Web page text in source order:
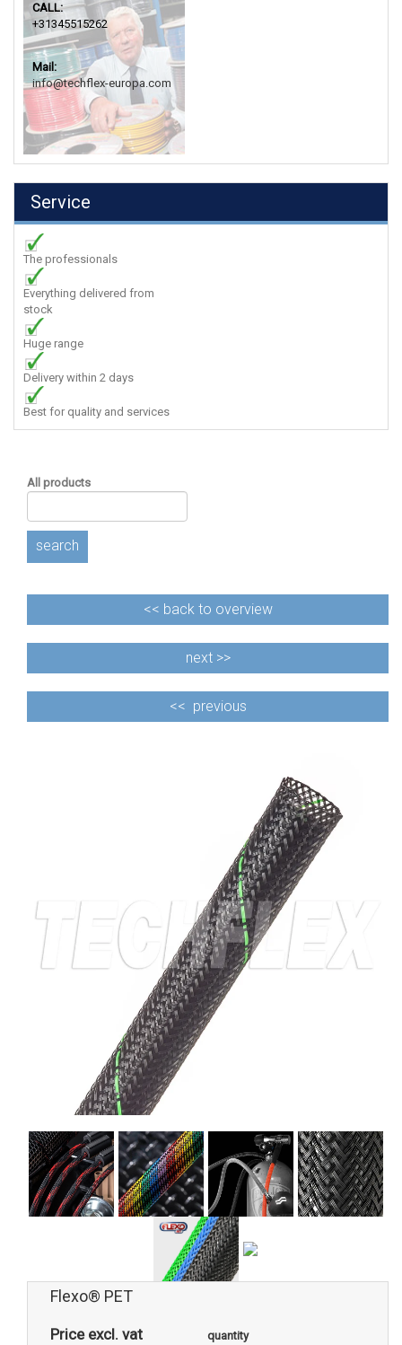
CALL:
+31345515262
Mail:
info@techflex-europa.com
Service
The professionals
Everything delivered from
stock
Huge range
Delivery within 2 days
Best for quality and services
All products
search
<< back to overview
next >>
<< previous
Flexo® PET
Price excl. vat quantity